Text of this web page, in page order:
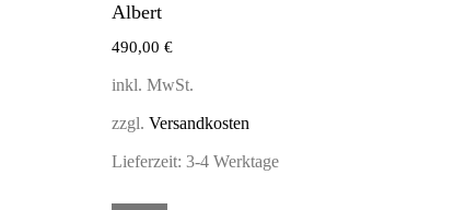
Albert
490,00 €
inkl. MwSt.
zzgl. Versandkosten
Lieferzeit: 3-4 Werktage